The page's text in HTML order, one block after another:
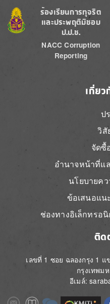
Image
ร้องเรียนการทุจริต
และประพฤติมิชอบ
ป.ป.ช.
NACC Corruption
Reporting
เกี่ย
ป
วิสั
จัดซื้
อำนาจหน้าที่แ
นโยบายค
ข้อเสนอแน
ช่องทางอิเล็กทรอ
ติด
เลขที่ 1 ซอย ฉลองกรุง 1 แ
กรุงเทพม
อีเมล์:
ImageImageImage Image